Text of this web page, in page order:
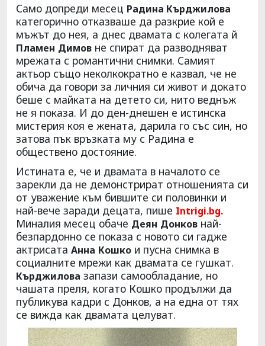
Само допреди месец Радина Кърджилова
категорично отказваше да разкрие кой е
мъжът до нея, а днес двамата с колегата й
Пламен Димов не спират да разводняват
мрежата с романтични снимки. Самият
актьор също неколкократно е казвал, че не
обича да говори за личния си живот и докато
беше с майката на детето си, нито веднъж
не я показа. И до ден-днешен е истинска
мистерия коя е жената, дарила го със син, но
затова пък връзката му с Радина е
обществено достояние.
Истината е, че и двамата в началото се
зарекли да не демонстрират отношенията си
от уважение към бившите си половинки и
най-вече заради децата, пише Intrigi.bg.
Миналия месец обаче Деян Донков най-
безпардонно се показа с новото си гадже
актрисата Анна Кошко и пусна снимка в
социалните мрежи как двамата се гушкат.
Кърджилова запази самообладание, но
чашата преля, когато Кошко продължи да
публикува кадри с Донков, а на една от тях
се вижда как двамата целуват.